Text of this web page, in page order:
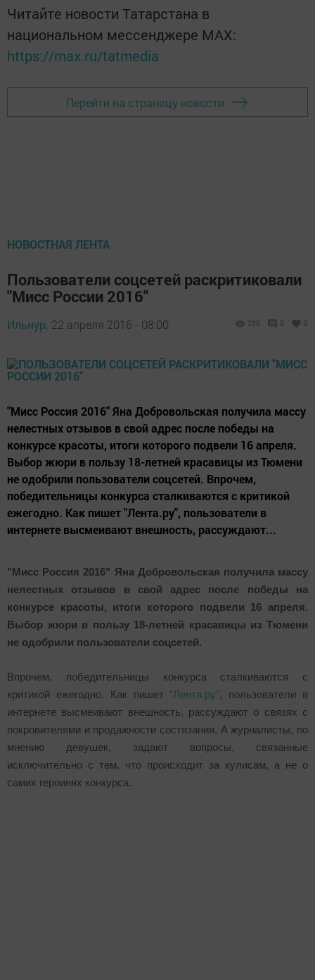
Читайте новости Татарстана в
национальном мессенджере MАХ:
https://max.ru/tatmedia
Перейти на страницу новости
НОВОСТНАЯ ЛЕНТА
Пользователи соцсетей раскритиковали
"Мисс России 2016"
Ильнур, 22 апреля 2016 - 08:00 250 0 0
"Мисс Россия 2016" Яна Добровольская получила массу
нелестных отзывов в свой адрес после победы на
конкурсе красоты, итоги которого подвели 16 апреля.
Выбор жюри в пользу 18-летней красавицы из Тюмени
не одобрили пользователи соцсетей. Впрочем,
победительницы конкурса сталкиваются с критикой
ежегодно. Как пишет "Лента.ру", пользователи в
интернете высмеивают внешность, рассуждают...
"Мисс Россия 2016" Яна Добровольская получила массу
нелестных отзывов в свой адрес после победы на
конкурсе красоты, итоги которого подвели 16 апреля.
Выбор жюри в пользу 18-летней красавицы из Тюмени
не одобрили пользователи соцсетей.
Впрочем, победительницы конкурса сталкиваются с
критикой ежегодно. Как пишет "Лента.ру", пользователи в
интернете высмеивают внешность, рассуждают о связях с
покровителями и продажности состязания. А журналисты, по
мнению девушек, задают вопросы, связанные
исключительно с тем, что происходит за кулисам, а не о
самих героинях конкурса.